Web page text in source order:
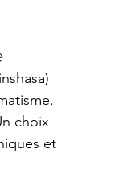
choix
s et